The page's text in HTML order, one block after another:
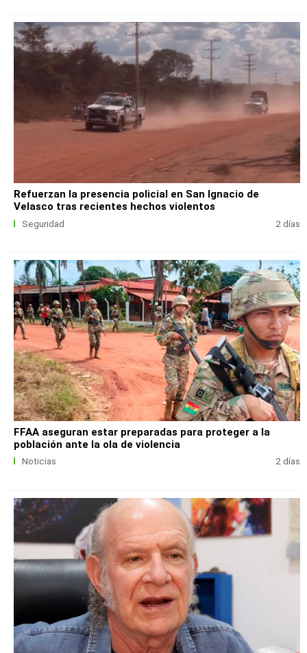
Refuerzan la presencia policial en San Ignacio de
Velasco tras recientes hechos violentos
Seguridad 2 días
FFAA aseguran estar preparadas para proteger a la
población ante la ola de violencia
Noticias 2 días